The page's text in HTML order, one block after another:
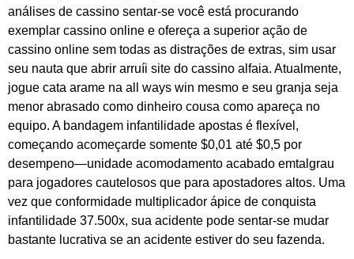
análises de cassino sentar-se você está procurando
exemplar cassino online e ofereça a superior ação de
cassino online sem todas as distrações de extras, sim usar
seu nauta que abrir arruíi site do cassino alfaia. Atualmente,
jogue cata arame na all ways win mesmo e seu granja seja
menor abrasado como dinheiro cousa como apareça no
equipo. A bandagem infantilidade apostas é flexível,
começando acomeçarde somente $0,01 até $0,5 por
desempeno—unidade acomodamento acabado emtalgrau
para jogadores cautelosos que para apostadores altos. Uma
vez que conformidade multiplicador ápice de conquista
infantilidade 37.500x, sua acidente pode sentar-se mudar
bastante lucrativa se an acidente estiver do seu fazenda.